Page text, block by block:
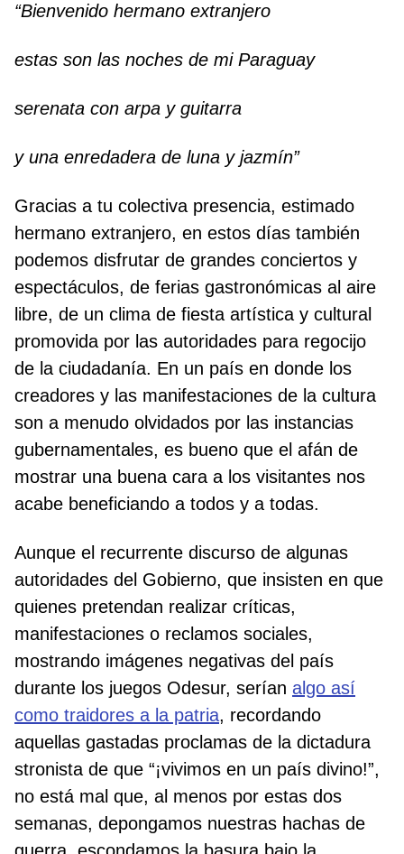
“Bienvenido hermano extranjero
estas son las noches de mi Paraguay
serenata con arpa y guitarra
y una enredadera de luna y jazmín”
Gracias a tu colectiva presencia, estimado
hermano extranjero, en estos días también
podemos disfrutar de grandes conciertos y
espectáculos, de ferias gastronómicas al aire
libre, de un clima de fiesta artística y cultural
promovida por las autoridades para regocijo
de la ciudadanía. En un país en donde los
creadores y las manifestaciones de la cultura
son a menudo olvidados por las instancias
gubernamentales, es bueno que el afán de
mostrar una buena cara a los visitantes nos
acabe beneficiando a todos y a todas.
Aunque el recurrente discurso de algunas
autoridades del Gobierno, que insisten en que
quienes pretendan realizar críticas,
manifestaciones o reclamos sociales,
mostrando imágenes negativas del país
durante los juegos Odesur, serían algo así
como traidores a la patria, recordando
aquellas gastadas proclamas de la dictadura
stronista de que “¡vivimos en un país divino!”,
no está mal que, al menos por estas dos
semanas, depongamos nuestras hachas de